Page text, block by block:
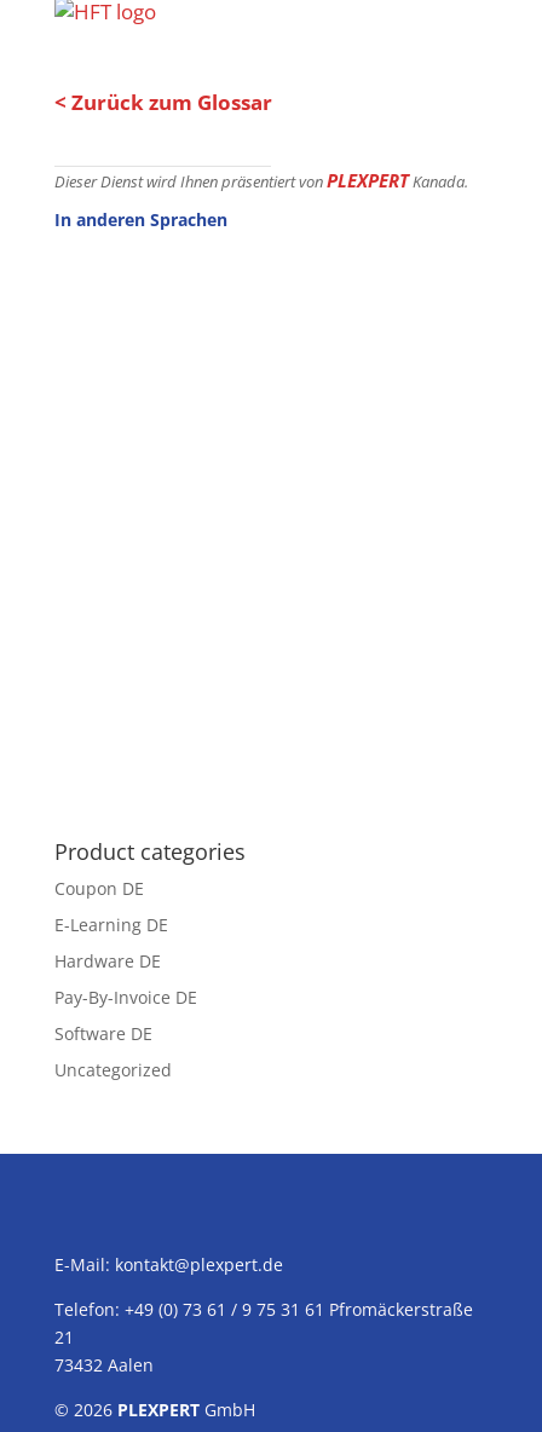
< Zurück zum Glossar
Dieser Dienst wird Ihnen präsentiert vonPLEXPERTKanada.
In anderen Sprachen
Product categories
Coupon DE
E-Learning DE
Hardware DE
Pay-By-Invoice DE
Software DE
Uncategorized
E-Mail: kontakt@plexpert.de
Telefon: +49 (0) 73 61 / 9 75 31 61 Pfromäckerstraße
21
73432 Aalen
© 2026 PLEXPERTGmbH